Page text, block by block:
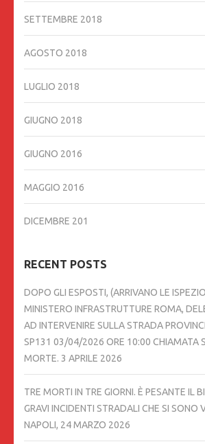
SETTEMBRE 2018
AGOSTO 2018
LUGLIO 2018
GIUGNO 2018
GIUGNO 2016
MAGGIO 2016
DICEMBRE 201
RECENT POSTS
DOPO GLI ESPOSTI, (ARRIVANO LE
MINISTERO INFRASTRUTTURE ROMA,
AD INTERVENIRE SULLA STRADA
SP131 03/04/2026 ORE 10:00 CHIAMATA
MORTE. 3 APRILE 2026
TRE MORTI IN TRE GIORNI. È PESANTE IL
GRAVI INCIDENTI STRADALI CHE SI SONO
NAPOLI, 24 MARZO 2026